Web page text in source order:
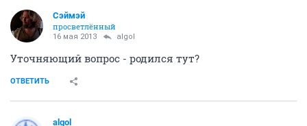
Сэймэй
просветлённый
16 мая 2013 algol
Уточняющий вопрос - родился тут?
ОТВЕТИТЬ
algol